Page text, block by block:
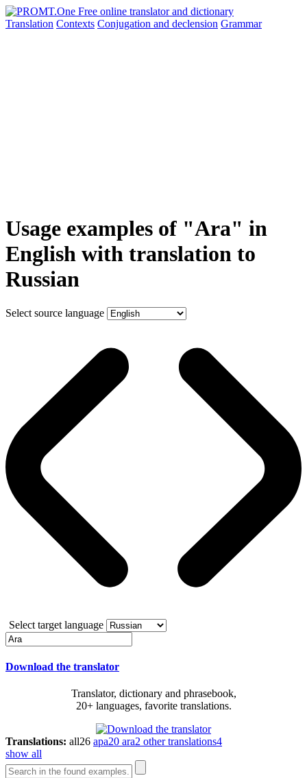
Translation Contexts Conjugation and declension Grammar
Usage examples of "Ara" in
English with translation to
Russian
Select source language
Select target language
Download the translator
Translator, dictionary and phrasebook,
20+ languages, favorite translations.
Translations: all26 ара20 ara2 other translations4
show all